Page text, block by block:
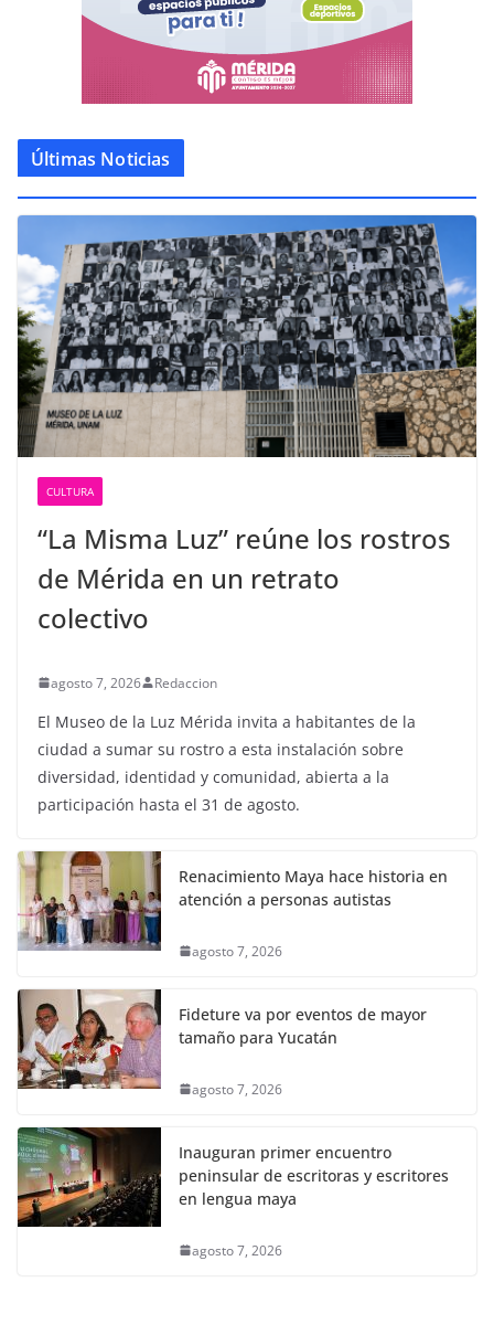
Últimas Noticias
CULTURA
“La Misma Luz” reúne los rostros
de Mérida en un retrato
colectivo
agosto 7, 2026 Redaccion
El Museo de la Luz Mérida invita a habitantes de la
ciudad a sumar su rostro a esta instalación sobre
diversidad, identidad y comunidad, abierta a la
participación hasta el 31 de agosto.
Renacimiento Maya hace historia en
atención a personas autistas
agosto 7, 2026
Fideture va por eventos de mayor
tamaño para Yucatán
agosto 7, 2026
Inauguran primer encuentro
peninsular de escritoras y escritores
en lengua maya
agosto 7, 2026